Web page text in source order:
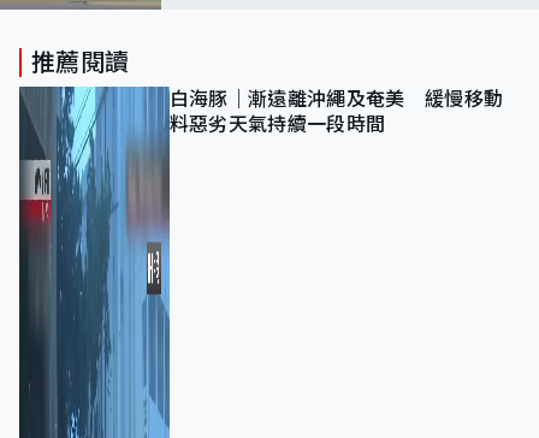
推薦閱讀
白海豚｜漸遠離沖繩及奄美 緩慢移動
料惡劣天氣持續一段時間